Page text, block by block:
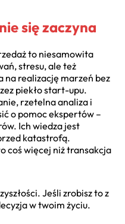
się zaczyna
to niesamowita
stresu, ale też
na realizację marzeń bez
piekło start-upu.
rzetelna analiza i
o pomoc ekspertów –
Ich wiedza jest
katastrofą.
coś więcej niż transakcja
Jeśli zrobisz to z
w twoim życiu.